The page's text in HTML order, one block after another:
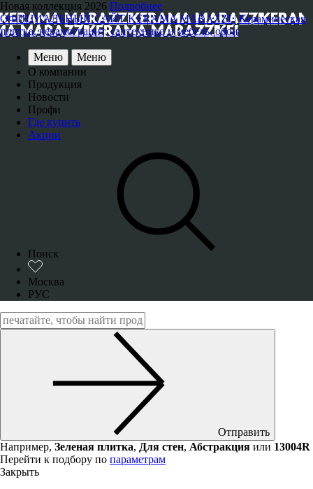
Новая коллекция 2026 Подробнее
ОФИЦИАЛЬНЫЙ САЙТ KERAMA MARAZZI | Керамическая
плитка, керамогранит, сантехника и мебель, обои
Меню
Меню
О компании
Продукция
Новости
Профи
Где купить
Акции
Поиск
Москва
РУС
Отправить
Например, Зеленая плитка, Для стен, Абстракция или 13004R
Перейти к подбору по параметрам
Закрыть